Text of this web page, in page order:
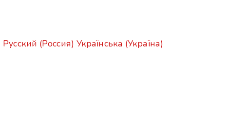
Русский (Россия) Українська (Україна)